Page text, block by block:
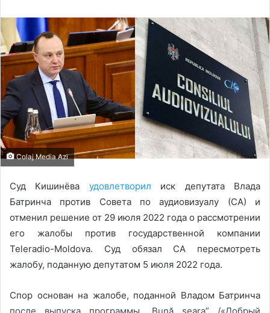
Colaj Media Azi
Суд Кишинёва удовлетворил иск депутата Влада
Батринча против Совета по аудиовизуалу (СА) и
отменил решение от 29 июля 2022 года о рассмотрении
его жалобы против государственной компании
Teleradio-Moldova. Суд обязал СА пересмотреть
жалобу, поданную депутатом 5 июля 2022 года.
Спор основан на жалобе, поданной Владом Батринча